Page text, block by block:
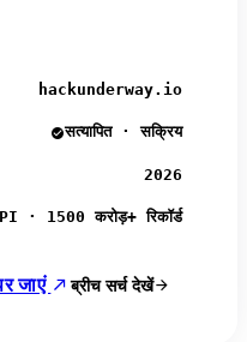
hackunderway.io
सत्यापित · सक्रिय
2026
· 1500 करोड़+ रिकॉर्ड
जाएं ब्रीच सर्च देखें